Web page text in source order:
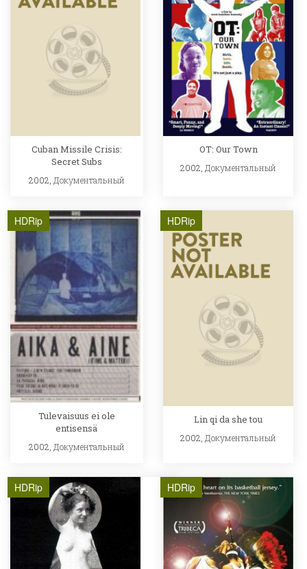
Cuban Missile Crisis:
Secret Subs
2002, Документальный
OT: Our Town
2002,Документальный
HDRip
Tulevaisuus ei ole
entisensä
2002, Документальный
HDRip
Lin qi da she tou
2002, Документальный
HDRip HDRip